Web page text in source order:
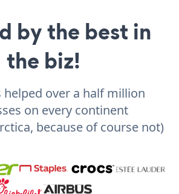
by the best in
the biz!
helped over a half million
on every continent
because of course not)